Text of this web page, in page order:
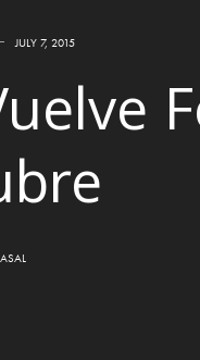
JULY 7, 2015